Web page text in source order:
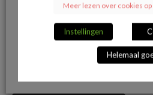
Volg ons op Facebook en
van de juridische
Meer lezen over cookies
Instellingen
Helemaal